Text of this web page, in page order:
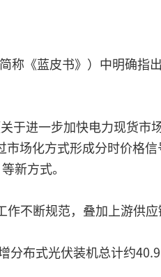
称《蓝皮书》）中明确
于进一步加快电力现货
场化方式形成分时价格
新方式。
不断规范，叠加上游供
布式光伏装机总计约